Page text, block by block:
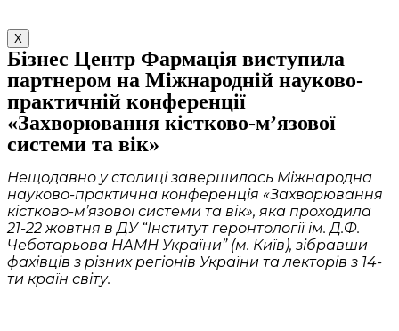
X
Бізнес Центр Фармація виступила
партнером на Міжнародній науково-
практичній конференції
«Захворювання кістково-м’язової
системи та вік»
Нещодавно у столиці завершилась Міжнародна
науково-практична конференція «Захворювання
кістково-м’язової системи та вік», яка проходила
21-22 жовтня в ДУ “Інститут геронтології ім. Д.Ф.
Чеботарьова НАМН України” (м. Київ), зібравши
фахівців з різних регіонів України та лекторів з 14-
ти країн світу.